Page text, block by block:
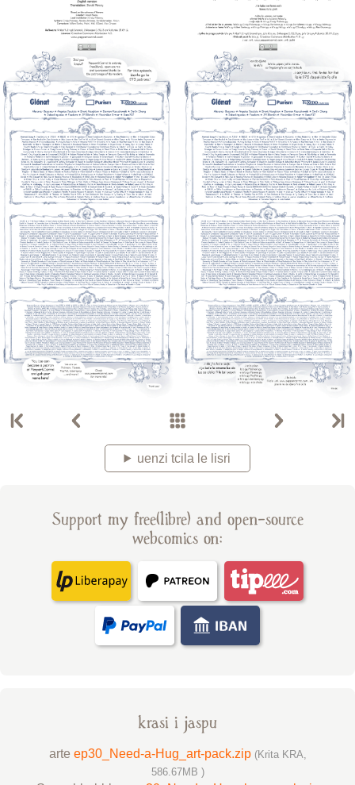
uenzi tcila le lisri
Support my free(libre) and open-source
webcomics on:
krasi i jaspu
arte ep30_Need-a-Hug_art-pack.zip (Krita KRA,
586.67MB )